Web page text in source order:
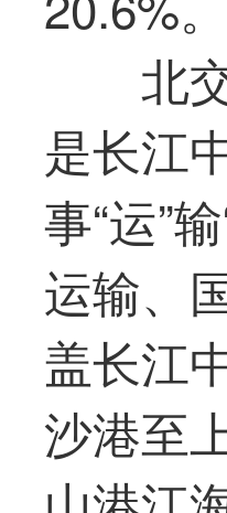
北
是长江
事“运”
运输、
盖长江
沙港至